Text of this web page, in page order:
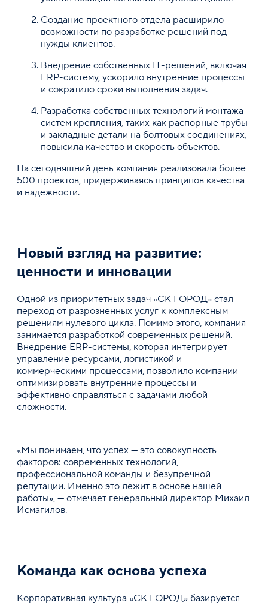
Создание проектного отдела расширило
возможности по разработке решений под
нужды клиентов.
Внедрение собственных IT-решений, включая
ERP-систему, ускорило внутренние процессы
и сократило сроки выполнения задач.
Разработка собственных технологий монтажа
систем крепления, таких как распорные трубы
и закладные детали на болтовых соединениях,
повысила качество и скорость объектов.
На сегодняшний день компания реализовала более
500 проектов, придерживаясь принципов качества
и надёжности.
Новый взгляд на развитие:
ценности и инновации
Одной из приоритетных задач «СК ГОРОД» стал
переход от разрозненных услуг к комплексным
решениям нулевого цикла. Помимо этого, компания
занимается разработкой современных решений.
Внедрение ERP-системы, которая интегрирует
управление ресурсами, логистикой и
коммерческими процессами, позволило компании
оптимизировать внутренние процессы и
эффективно справляться с задачами любой
сложности.
«Мы понимаем, что успех — это совокупность
факторов: современных технологий,
профессиональной команды и безупречной
репутации. Именно это лежит в основе нашей
работы», — отмечает генеральный директор Михаил
Исмагилов.
Команда как основа успеха
Корпоративная культура «СК ГОРОД» базируется